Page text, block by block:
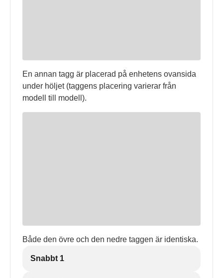
En annan tagg är placerad på enhetens ovansida
under höljet (taggens placering varierar från
modell till modell).
Både den övre och den nedre taggen är identiska.
Snabbt 1